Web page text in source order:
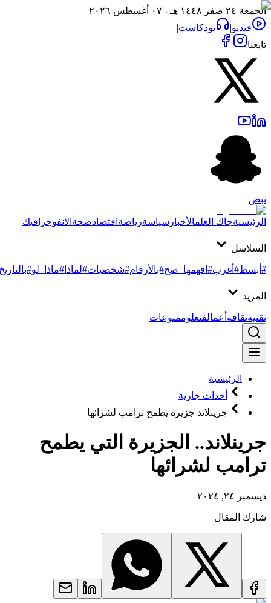
الجمعة ٢٤ صفر ١٤٤٨ هـ - ٠٧ أغسطس ٢٠٢٦
فيديو| بودكاست|
تابعنا
نبض
الرئيسيةجاك العلمالأخبار سياسةرياضةاقتصادصحةالانفوجرافيك
السلاسل
#أبسط#أغرب#افهمها_صح#بالأرقام#شخصيات#لماذا #ماذا_لو#بالتاريخ
المزيد
تقنيةثقافةأعمالفنعلوممنوعات
الرئيسية
أحداث جارية
جرينلاند جزيرة يطمح ترامب لشرائها
جرينلاند.. الجزيرة التي يطمح
ترامب لشرائها
ديسمبر ٢٤, ٢٠٢٤
شارك المقال